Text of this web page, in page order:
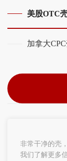
美股OTC
加拿大
非常干净的壳
我们了解更多信